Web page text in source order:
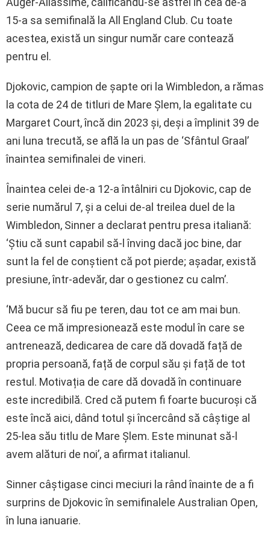
15-a sa semifinală la All England Club. Cu toate
acestea, există un singur număr care contează
pentru el.
Djokovic, campion de șapte ori la Wimbledon, a rămas
la cota de 24 de titluri de Mare Șlem, la egalitate cu
Margaret Court, încă din 2023 și, deși a împlinit 39 de
ani luna trecută, se află la un pas de ‘Sfântul Graal’
înaintea semifinalei de vineri.
Înaintea celei de-a 12-a întâlniri cu Djokovic, cap de
serie numărul 7, și a celui de-al treilea duel de la
Wimbledon, Sinner a declarat pentru presa italiană:
‘Știu că sunt capabil să-l înving dacă joc bine, dar
sunt la fel de conștient că pot pierde; așadar, există
presiune, într-adevăr, dar o gestionez cu calm’.
‘Mă bucur să fiu pe teren, dau tot ce am mai bun.
Ceea ce mă impresionează este modul în care se
antrenează, dedicarea de care dă dovadă față de
propria persoană, față de corpul său și față de tot
restul. Motivația de care dă dovadă în continuare
este incredibilă. Cred că putem fi foarte bucuroși că
este încă aici, dând totul și încercând să câștige al
25-lea său titlu de Mare Șlem. Este minunat să-l
avem alături de noi’, a afirmat italianul.
Sinner câștigase cinci meciuri la rând înainte de a fi
surprins de Djokovic în semifinalele Australian Open,
în luna ianuarie.